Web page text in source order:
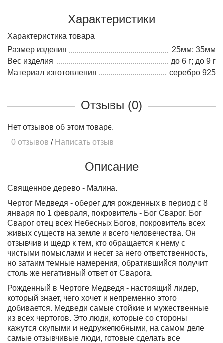
Характеристики
Характеристика товара
Размер изделия
25мм; 35мм
Вес изделия
до 6 г; до 9 г
Материал изготовления
серебро 925
Отзывы (0)
Нет отзывов об этом товаре.
0 отзывов / Написать отзыв
Описание
Священное дерево - Малина.
Чертог Медведя - оберег для рожденных в период с 8
января по 1 февраля, покровитель - Бог Сварог. Бог
Сварог отец всех Небесных Богов, покровитель всех
живых существ на земле и всего человечества. Он
отзывчив и щедр к тем, кто обращается к нему с
чистыми помыслами и несет за него ответственность,
но затаим темные намерения, обратившийся получит
столь же негативный ответ от Сварога.
Рожденный в Чертоге Медведя - настоящий лидер,
который знает, чего хочет и непременно этого
добивается. Медведи самые стойкие и мужественные
из всех чертогов. Это люди, которые со стороны
кажутся скупыми и недружелюбными, на самом деле
самые отзывчивые люди, готовые сделать все